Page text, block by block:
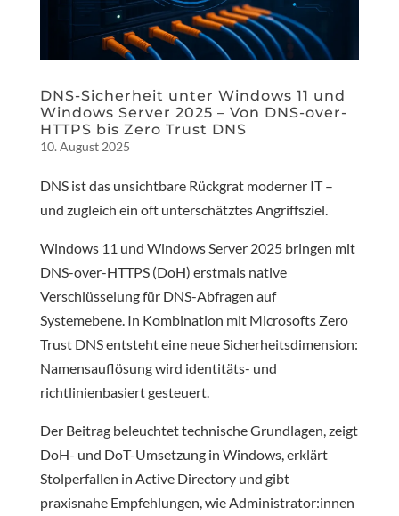
DNS-Sicherheit unter Windows 11 und
Windows Server 2025 – Von DNS-over-
HTTPS bis Zero Trust DNS
10. August 2025
DNS ist das unsichtbare Rückgrat moderner IT –
und zugleich ein oft unterschätztes Angriffsziel.
Windows 11 und Windows Server 2025 bringen mit
DNS-over-HTTPS (DoH) erstmals native
Verschlüsselung für DNS-Abfragen auf
Systemebene. In Kombination mit Microsofts Zero
Trust DNS entsteht eine neue Sicherheitsdimension:
Namensauflösung wird identitäts- und
richtlinienbasiert gesteuert.
Der Beitrag beleuchtet technische Grundlagen, zeigt
DoH- und DoT-Umsetzung in Windows, erklärt
Stolperfallen in Active Directory und gibt
praxisnahe Empfehlungen, wie Administrator:innen